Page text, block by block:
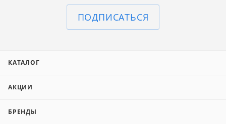
ПОДПИСАТЬСЯ
КАТАЛОГ
АКЦИИ
БРЕНДЫ